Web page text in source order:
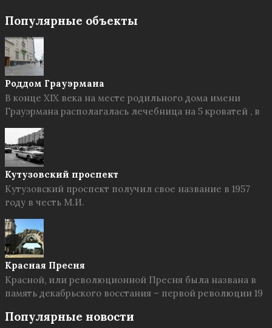
Популярные объекты
Роддом Грауэрмана
В конце XIX века на месте родильного дома имени
Грауэрмана располагалась лечебница на 5 кроватей , в
Кутузовский проспект
Кутузовский проспект получил свое название в 1957
году в честь М.И.
Красная Пресня
Красной, или революционной Пресня была названа в
память декабрьского восстания – первой революции 19
Популярные новости